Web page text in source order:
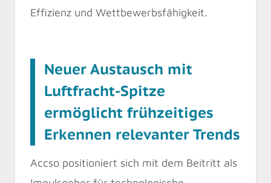
Effizienz und Wettbewerbsfähigkeit.
Neuer Austausch mit
Luftfracht-Spitze
ermöglicht frühzeitiges
Erkennen relevanter Trends
Accso positioniert sich mit dem Beitritt als